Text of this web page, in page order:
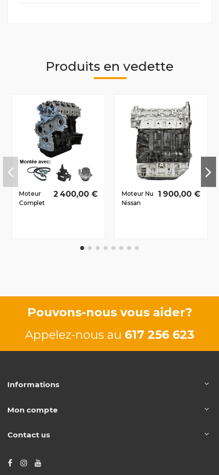
Produits en vedette
Moteur
Complet
2 400,00 €
Moteur Nu
Nissan
M9R780
1 900,00 €
Pouvons-nous vous aider?
Appelez-nous au 617 256 623
Informations
Mon compte
Contact us